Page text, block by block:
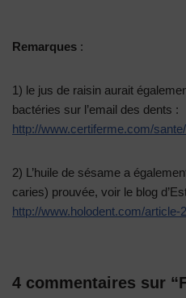
Remarques :
1) le jus de raisin aurait
bactéries sur l’email des dents :
http://www.certiferme.com/
2) L’huile de sésame a
caries) prouvée, voir le blog
http://www.holodent.com/article-
4 commentaires sur